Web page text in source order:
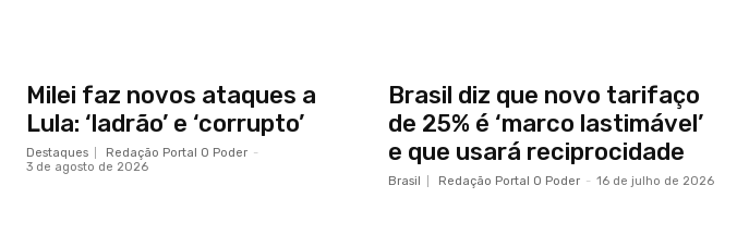
Milei faz novos ataques a
Lula: ‘ladrão’ e ‘corrupto’
Destaques Redação Portal O Poder -
3 de agosto de 2026
Brasil diz que novo tarifaço
de 25% é ‘marco lastimável’
e que usará reciprocidade
Brasil Redação Portal O Poder - 16 de julho de 2026